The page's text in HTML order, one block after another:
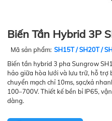
Biến Tần Hybrid 3P
Mã sản phẩm: SH15T / SH20T /
Biến tần hybrid 3 pha Sungrow
hảo giữa hòa lưới và lưu trữ, hỗ
chuyển mạch chỉ 10ms, sạc/xả
100–700V. Thiết kế bền bỉ IP65,
dàng.